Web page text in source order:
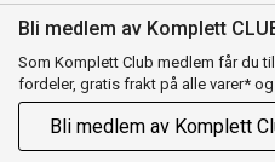
Bli medlem av Komplett
Som Komplett Club medlem får du
fordeler, gratis frakt på alle varer* og
Bli medlem av Komplett